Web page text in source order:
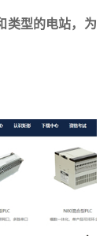
类型的电站，为